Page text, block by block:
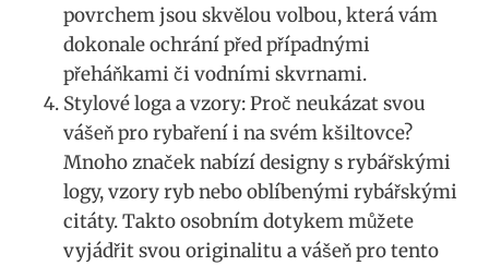
⁤povrchem jsou skvělou volbou, která vám
dokonale​ ochrání před případnými
přeháňkami‌ či vodními⁣ skvrnami.
Stylové loga a vzory: Proč neukázat svou
‌vášeň pro⁤ rybaření i na svém kšiltovce?
Mnoho značek nabízí designy s rybářskými
logy, vzory ryb nebo⁤ oblíbenými rybářskými
citáty. Takto osobním dotykem ⁢můžete
vyjádřit svou originalitu⁢ a vášeň pro tento